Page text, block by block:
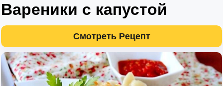
Вареники с капустой
Смотреть Рецепт